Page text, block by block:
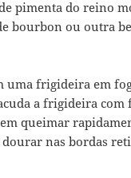
pimenta do reino
bourbon ou outra
uma frigideira em
a frigideira com
queimar
nas bordas